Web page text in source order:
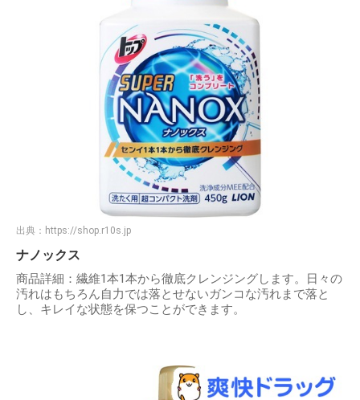
出典： https://shop.r10s.jp
ナノックス
商品詳細：繊維1本1本から徹底クレンジングします。日々の
汚れはもちろん自力では落とせないガンコな汚れまで落と
し、キレイな状態を保つことができます。